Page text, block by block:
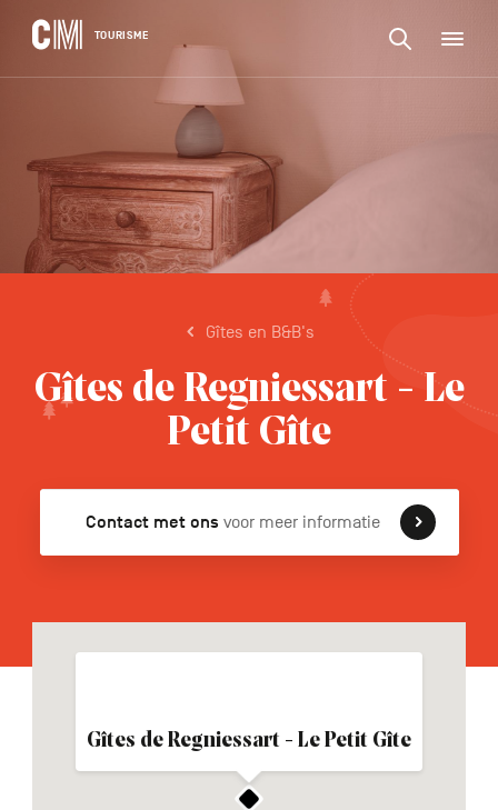
CM
Tourisme
NL
TOURISME
Zoeken
een
activiteit,
een
accommodatie,
...
BEVESTIGEN
Gîtes en B&B's
Gîtes de Regniessart - Le
Petit Gîte
Contact met ons voor meer informatie
Gîtes de Regniessart - Le Petit Gîte